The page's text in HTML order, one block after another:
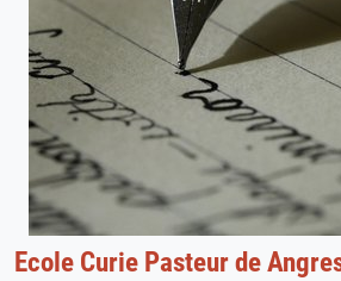
Ecole Curie Pasteur de